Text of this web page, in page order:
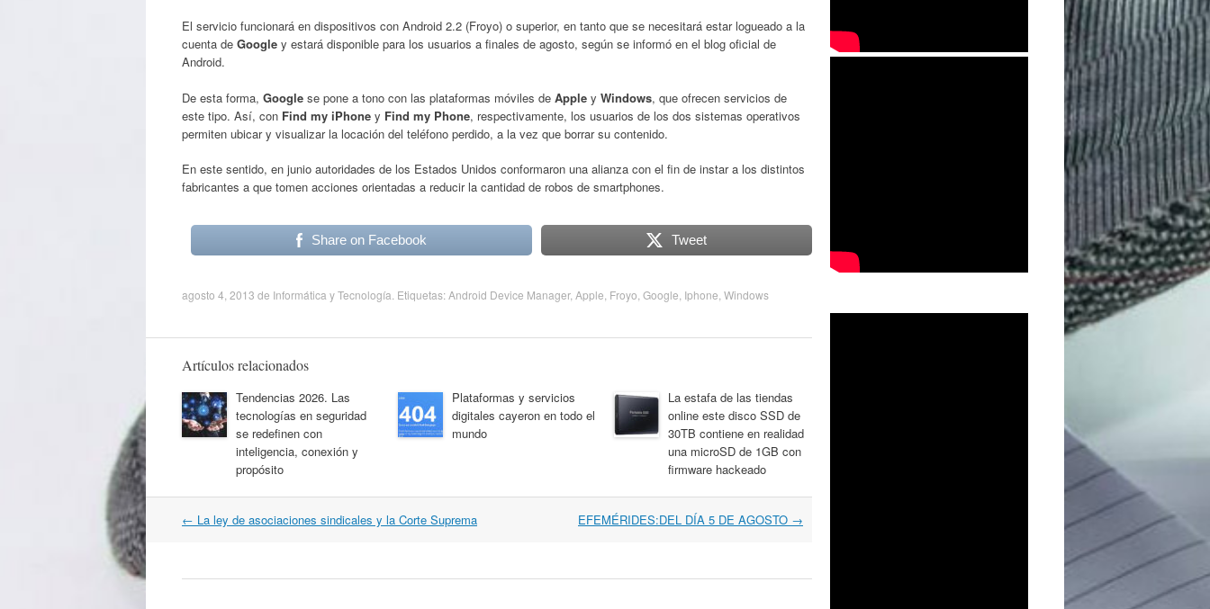
El servicio funcionará en dispositivos con Android 2.2 (Froyo) o superior, en tanto que se necesitará estar logueado a la
cuenta de Google y estará disponible para los usuarios a finales de agosto, según se informó en el blog oficial de
Android.
De esta forma, Google se pone a tono con las plataformas móviles de Apple y Windows, que ofrecen servicios de
este tipo. Así, con Find my iPhone y Find my Phone, respectivamente, los usuarios de los dos sistemas operativos
permiten ubicar y visualizar la locación del teléfono perdido, a la vez que borrar su contenido.
En este sentido, en junio autoridades de los Estados Unidos conformaron una alianza con el fin de instar a los distintos
fabricantes a que tomen acciones orientadas a reducir la cantidad de robos de smartphones.
Share on Facebook Tweet
agosto 4, 2013 de Informática y Tecnología . Etiquetas:Android Device Manager, Apple Froyo Google Iphone Windows
Artículos relacionados
Tendencias 2026. Las
tecnologías en seguridad
se redefinen con
inteligencia, conexión y
propósito
Plataformas y servicios
digitales cayeron en todo el
mundo
La estafa de las tiendas
online este disco SSD de
30TB contiene en realidad
una microSD de 1GB con
firmware hackeado
Navegación
← La ley de asociaciones sindicales y la Corte Suprema EFEMÉRIDES:DEL DÍA 5 DE AGOSTO →